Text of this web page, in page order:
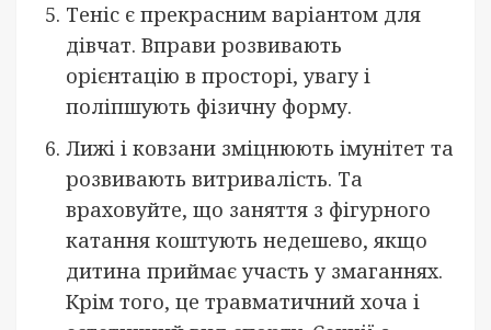
Теніс є прекрасним варіантом для
дівчат. Вправи розвивають
орієнтацію в просторі, увагу і
поліпшують фізичну форму.
Лижі і ковзани зміцнюють імунітет та
розвивають витривалість. Та
враховуйте, що заняття з фігурного
катання коштують недешево, якщо
дитина приймає участь у змаганнях.
Крім того, це травматичний хоча і